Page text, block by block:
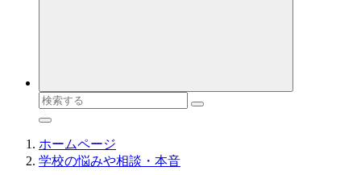
検
索
象:
ホームページ
学校の悩みや相談・本音